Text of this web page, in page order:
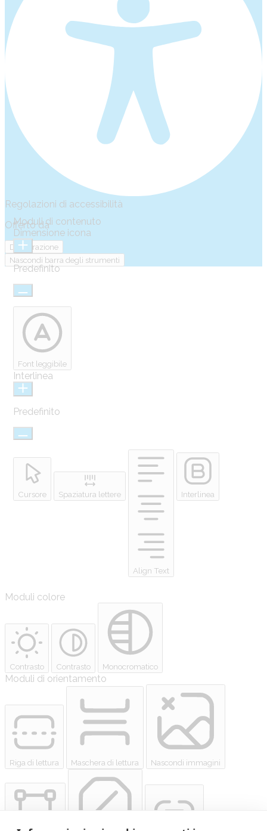
Regolazioni di accessibilità
Offerto daOneTap
Dichiarazione
Nascondi barra degli strumenti
Moduli di contenuto
Dimensione icona
Predefinito
Font leggibile
Interlinea
Predefinito
Cursore Spaziatura lettere
Align Text
Interlinea
Moduli colore
Contrasto Contrasto Monocromatico
Moduli di orientamento
Riga di lettura Maschera di lettura Nascondi immagini